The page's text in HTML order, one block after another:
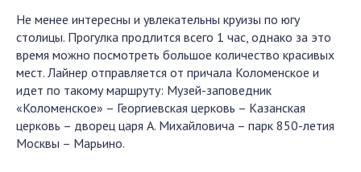
Не менее интересны и увлекательны круизы по югу
столицы. Прогулка продлится всего 1 час, однако за это
время можно посмотреть большое количество красивых
мест. Лайнер отправляется от причала Коломенское и
идет по такому маршруту: Музей-заповедник
«Коломенское» – Георгиевская церковь – Казанская
церковь – дворец царя А. Михайловича – парк 850-летия
Москвы – Марьино.